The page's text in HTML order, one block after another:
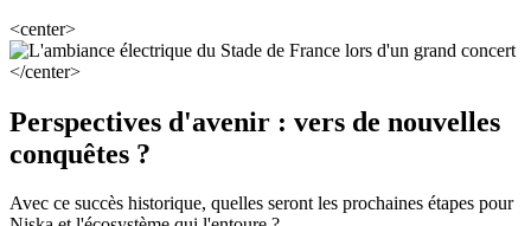
<center>
</center>
Perspectives d'avenir : vers de nouvelles
conquêtes ?
Avec ce succès historique, quelles seront les prochaines étapes pour